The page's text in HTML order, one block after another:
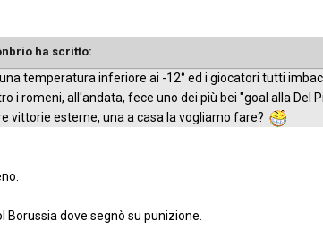
ha scritto:
temperatura inferiore ai -12° ed i giocatori tutti
i romeni, all'andata, fece uno dei più bei "goal alla Del
vittorie esterne, una a casa la vogliamo fare?
dove segnò su punizione.